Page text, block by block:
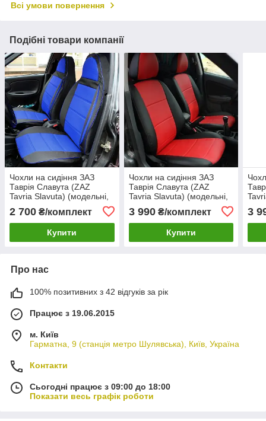
Всі умови повернення
Подібні товари компанії
Чохли на сидіння ЗАЗ
Таврія Славута (ZAZ
Tavria Slavuta) (модельні,
2 700 ₴/комплект
Купити
Чохли на сидіння ЗАЗ
Таврія Славута (ZAZ
Tavria Slavuta) (модельні,
Чорно-червоний
3 990₴/комплект
Купити
3
Про нас
100% позитивних з 42 відгуків за рік
Працює з 19.06.2015
м. Київ
Гарматна, 9 (станція метро Шулявська), Київ, Україна
Контакти
Сьогодні працює з 09:00 до 18:00
Показати весь графік роботи